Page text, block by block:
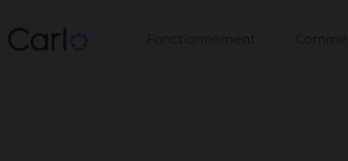
Fonctionnement